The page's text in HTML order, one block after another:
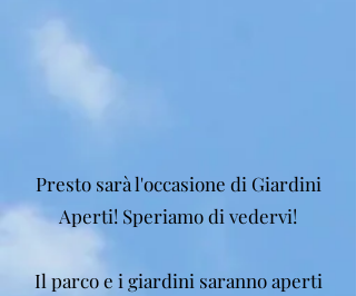
Presto sarà l'occasione di Giardini
Aperti! Speriamo di vedervi!
Il parco e i giardini saranno aperti